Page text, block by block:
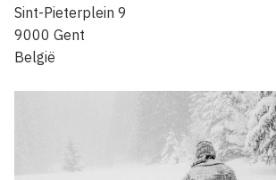
Sint-Pieterplein 9
9000 Gent
België